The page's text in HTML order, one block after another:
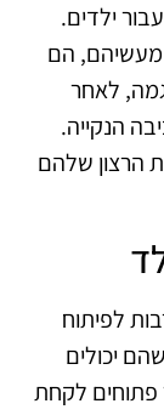
ילדים.
מעשיהם, הם
לאחר
הנקייה.
הרצון שלהם
לפיתוח
יכולים
פתוחים לקחת